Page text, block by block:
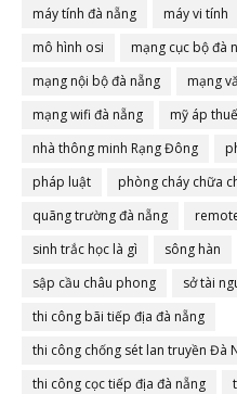
máy tính đà nẵng
máy vi tính
mô hình osi
mạng cục bộ đà
mạng nội bộ đà nẵng
mạng
mạng wifi đà nẵng
mỹ áp
nhà thông minh Rạng Đông
pháp luật
phòng cháy chữa
quãng trường đà nẵng
sinh trắc học là gì
sông hàn
sập cầu châu phong
sở tài
thi công bãi tiếp địa đà nẵng
thi công chống sét lan truyền Đà
thi công cọc tiếp địa đà nẵng